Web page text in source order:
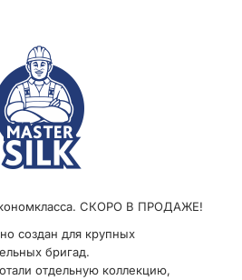
СКОРО В ПРОДАЖЕ!
создан для крупных
бригад.
отдельную коллекцию,